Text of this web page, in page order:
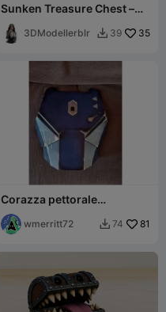
Sunken Treasure Chest –
Underwater Fantasy
3DModellerblr  39 35
Corazza pettorale
personalizzata per cosplay
wmerritt72  74 81